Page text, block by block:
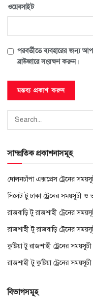
ওয়েবসাইট
পরবর্তীতে ব্যবহারের জন্য
ব্রাউজারে সংরক্ষণ করুন।
সাম্প্রতিক প্রকাশনাসমূহ
দোলনচাঁপা এক্সপ্রেস ট্রেনের
সিলেট টু ঢাকা ট্রেনের সময়সূচী ও
রাজবাড়ি টু রাজশাহী ট্রেনের
রাজশাহী টু রাজবাড়ি ট্রেনের
কুষ্টিয়া টু রাজশাহী ট্রেনের
রাজশাহী টু কুষ্টিয়া ট্রেনের
বিভাগসমূহ